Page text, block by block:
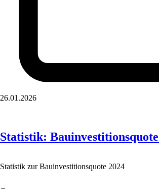
26.01.2026
Statistik:
Statistik zur Bauinvestitionsquote 2024